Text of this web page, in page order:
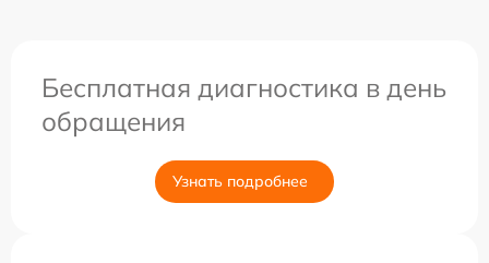
Бесплатная диагностика в день
обращения
Узнать подробнее